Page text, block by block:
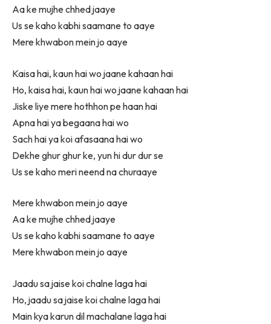
Aa ke mujhe chhed jaaye
Us se kaho kabhi saamane to aaye
Mere khwabon mein jo aaye
Kaisa hai, kaun hai wo jaane kahaan hai
Ho, kaisa hai, kaun hai wo jaane kahaan hai
Jiske liye mere hothhon pe haan hai
Apna hai ya begaana hai wo
Sach hai ya koi afasaana hai wo
Dekhe ghur ghur ke, yun hi dur dur se
Us se kaho meri neend na churaaye
Mere khwabon mein jo aaye
Aa ke mujhe chhed jaaye
Us se kaho kabhi saamane to aaye
Mere khwabon mein jo aaye
Jaadu sa jaise koi chalne laga hai
Ho, jaadu sa jaise koi chalne laga hai
Main kya karun dil machalane laga hai